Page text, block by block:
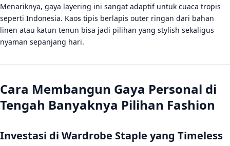
Menariknya, gaya layering ini sangat adaptif untuk cuaca tropis
seperti Indonesia. Kaos tipis berlapis outer ringan dari bahan
linen atau katun tenun bisa jadi pilihan yang stylish sekaligus
nyaman sepanjang hari.
Cara Membangun Gaya Personal di
Tengah Banyaknya Pilihan Fashion
Investasi di Wardrobe Staple yang Timeless